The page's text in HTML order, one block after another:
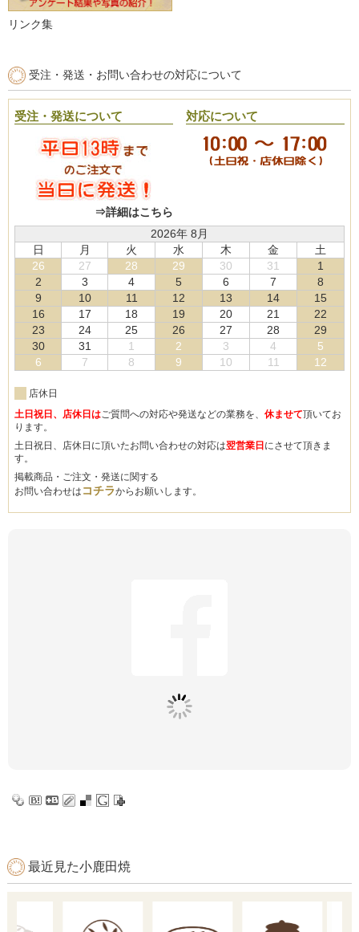
リンク集
受注・発送・お問い合わせの対応について
受注・発送について
⇒詳細はこちら
対応について
2026年 8月
日
月 火 水 木 金
土
26
27 28 29 30 31
1
2
3 4 5 6 7
8
9
10 11 12 13 14
15
16
17 18 19 20 21
22
23
24 25 26 27 28
29
30
31 1 2 3 4
5
6
7 8 9 10 11 12
店休日
土日祝日、店休日はご質問への対応や発送などの業務を、 休ませて頂いてお
ります。
土日祝日、店休日に頂いたお問い合わせの対応は翌営業日 にさせて頂きま
す。
掲載商品・ご注文・発送に関する
お問い合わせは コチラからお願いします。
最近見た小鹿田焼